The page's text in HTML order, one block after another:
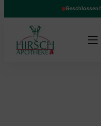
Geschlossen